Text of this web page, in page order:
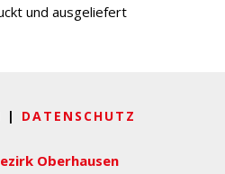
und ausgeliefert
| DATENSCHUTZ
Oberhausen